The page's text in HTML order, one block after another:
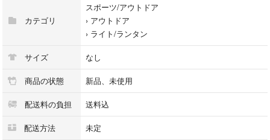
能！庭や部屋やクリスマスツリーなど色々な場所で飾られます！クリスマ
ス街にイルミネーションライトが飾られ、暖かい冬をロマンチックに演出
する！(防水ですが、水の中に入れるなどの極端な環境でのご使用はでき
ません。)
【耐久性＆柔軟性】全長20メートルであり、200電球を持っています。頑
丈な銅線を採用して、銅線の部分は曲がったり折ったりしても変形と崩壊
はしません。好きな形を手軽に作り出来ます。庭園の植物、クリスマスツ
リー、工芸品、家具などの装飾に最適です。ジュエリーライトは、星空の
ような照明効果を提供してくれ、雰囲気も暖かくになります。
【取り付け簡単・使用簡単】芝生あるいは砂地などの地面に挿入すること
カテゴリ
スポーツ/アウトドア
› アウトドア
› ライト/ランタン
サイズ なし
商品の状態 新品、未使用
配送料の負担 送料込
配送方法 未定